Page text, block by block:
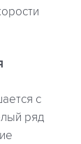
с
ряд